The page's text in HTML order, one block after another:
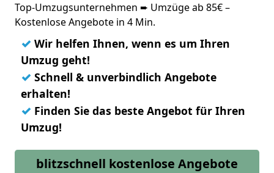
Top-Umzugsunternehmen ➨ Umzüge ab 85€ –
Kostenlose Angebote in 4 Min.
✓ Wir helfen Ihnen, wenn es um Ihren
Umzug geht!
✓ Schnell & unverbindlich Angebote
erhalten!
✓ Finden Sie das beste Angebot für Ihren
Umzug!
blitzschnell kostenlose Angebote